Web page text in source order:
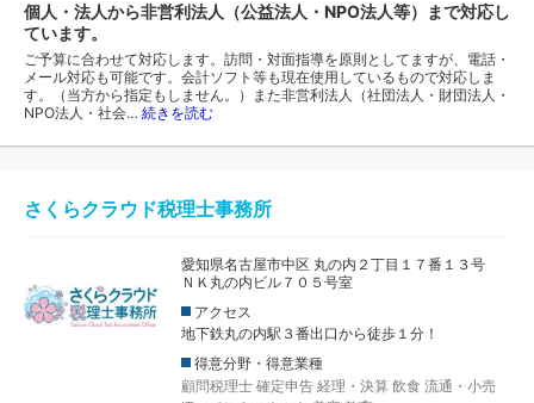
個人・法人から非営利法人（公益法人・NPO法人等）まで対応し
ています。
ご予算に合わせて対応します。訪問・対面指導を原則としてますが、電話・
メール対応も可能です。会計ソフト等も現在使用しているもので対応しま
す。（当方から指定もしません。）また非営利法人（社団法人・財団法人・
NPO法人・社会… 続きを読む
さくらクラウド税理士事務所
愛知県名古屋市中区 丸の内２丁目１７番１３号
ＮＫ丸の内ビル７０５号室
アクセス
地下鉄丸の内駅３番出口から徒歩１分！
得意分野・得意業種
顧問税理士 確定申告 経理・決算 飲食 流通・小売